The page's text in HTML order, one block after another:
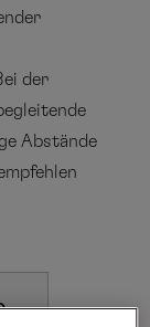
der
Abstände